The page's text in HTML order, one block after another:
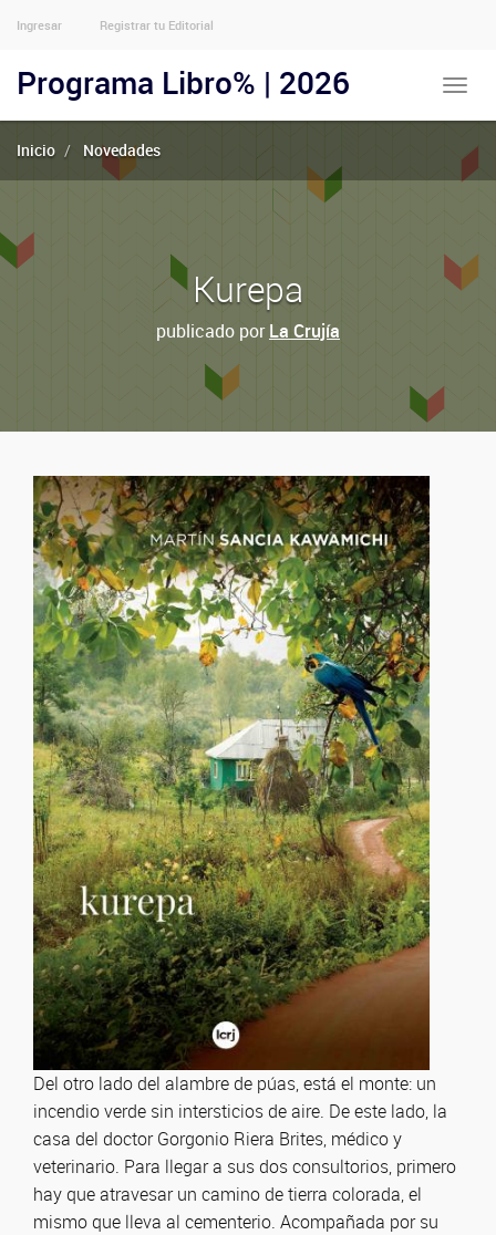
Menu
Usuarios
Anónimos
Ingresar Registrar tu Editorial
Toggle
Programa Libro% | 2026
Inicio Novedades
Kurepa
publicado porLa Crujía
Del otro lado del alambre de púas, está el monte: un
incendio verde sin intersticios de aire. De este lado, la
casa del doctor Gorgonio Riera Brites, médico y
veterinario. Para llegar a sus dos consultorios, primero
hay que atravesar un camino de tierra colorada, el
mismo que lleva al cementerio. Acompañada por su